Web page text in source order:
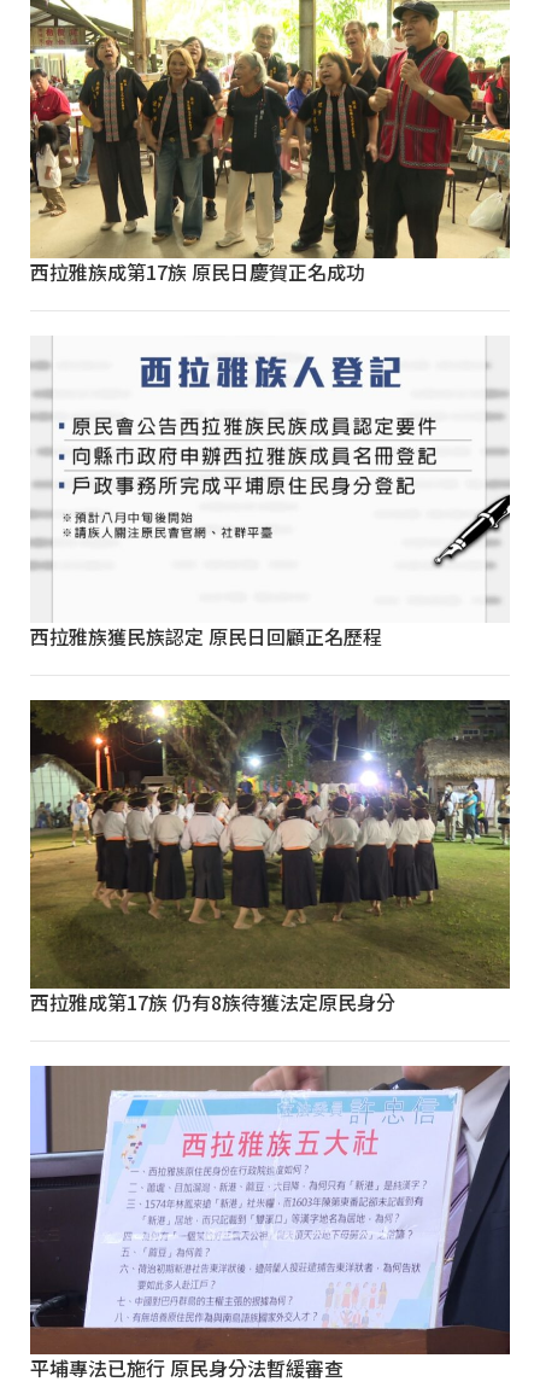
西拉雅族成第17族 原民日慶賀正名成功
西拉雅族獲民族認定 原民日回顧正名歷程
西拉雅成第17族 仍有8族待獲法定原民身分
平埔專法已施行 原民身分法暫緩審查